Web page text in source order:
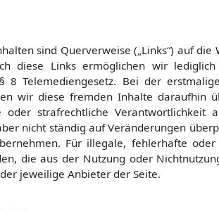
sind Querverweise („Links“) auf
diese Links ermöglichen wir
8 Telemediengesetz. Bei der
wir diese fremden Inhalte daraufhin
oder strafrechtliche Verantwortlichkeit
nicht ständig auf Veränderungen
Für illegale, fehlerhafte
die aus der Nutzung oder
jeweilige Anbieter der Seite.